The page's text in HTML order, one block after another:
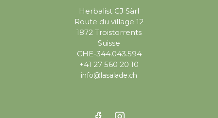
Herbalist CJ Sàrl
Route du village 12
1872 Troistorrents
Suisse
CHE-344.043.594
+41 27 560 20 10
info@lasalade.ch